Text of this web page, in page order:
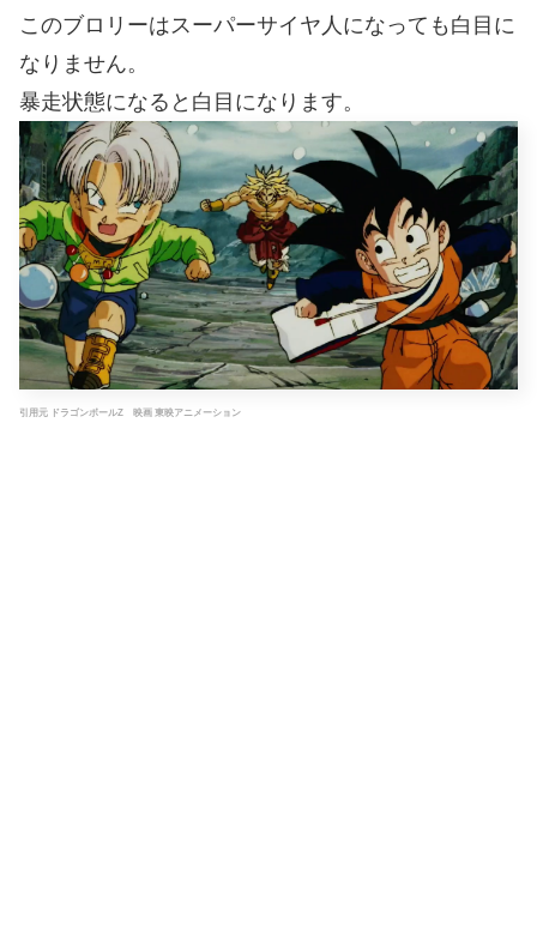
このブロリーはスーパーサイヤ人になっても白目に
なりません。
暴走状態になると白目になります。
引用元 ドラゴンボールZ 映画 東映アニメーション